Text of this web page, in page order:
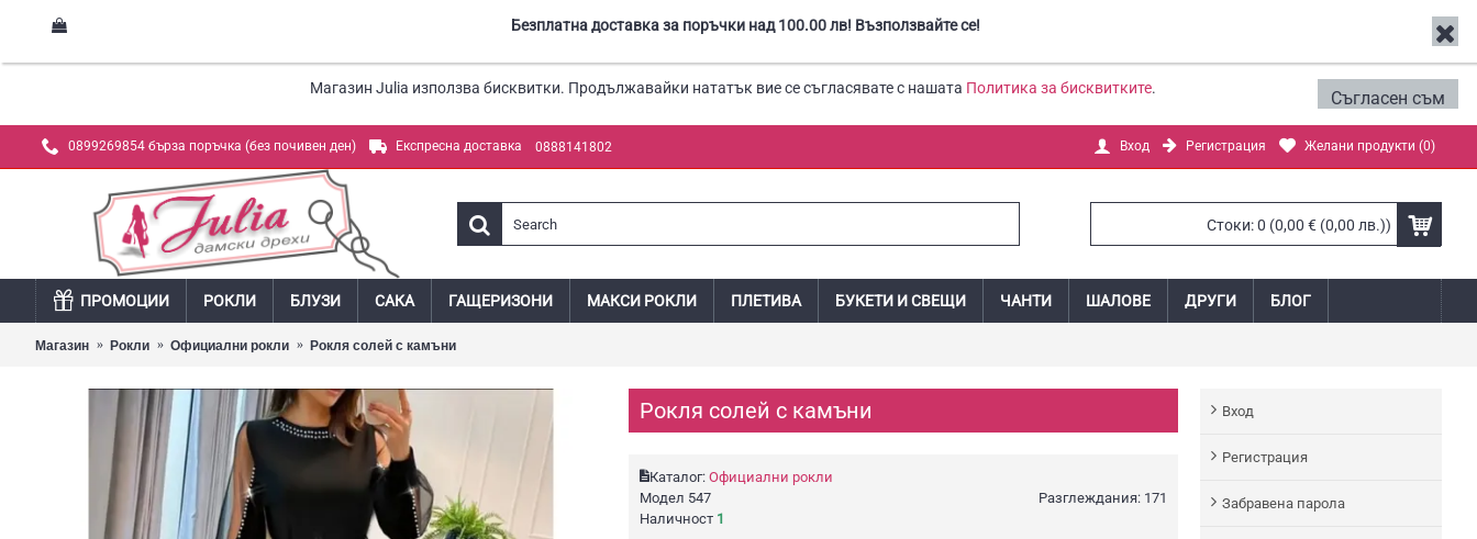
Безплатна доставка за поръчки над 100.00 лв! Възползвайте се!
Магазин Julia използва бисквитки. Продължавайки нататък вие се съгласявате с нашата Политика за бисквитките. Съгласен съм
0899269854 бърза поръчка (без почивен ден) Експресна доставка 0888141802 Вход Регистрация Желани продукти (0)
Стоки: 0 (0,00 € (0,00 лв.))
ПРОМОЦИИ РОКЛИ БЛУЗИ САКА ГАЩЕРИЗОНИ МАКСИ РОКЛИ ПЛЕТИВА БУКЕТИ И СВЕЩИ ЧАНТИ ШАЛОВЕ ДРУГИ БЛОГ
Магазин Рокли Официални рокли Рокля солей с камъни
Вход
Регистрация
Забравена парола
Рокля солей с камъни
Каталог: Официални рокли
Разглеждания: 171
Модел 547
Наличност 1